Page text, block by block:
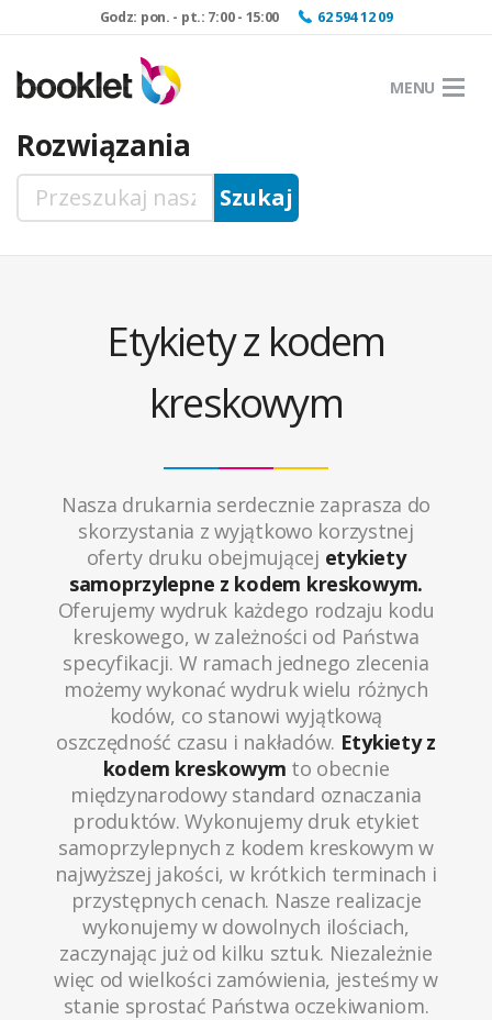
Godz: pon. - pt.: 7:00 - 15:00 62 594 12 09
MENU
Rozwiązania
Etykiety z kodem
kreskowym
Nasza drukarnia serdecznie zaprasza do
skorzystania z wyjątkowo korzystnej
oferty druku obejmującej etykiety
samoprzylepne z kodem kreskowym.
Oferujemy wydruk każdego rodzaju kodu
kreskowego, w zależności od Państwa
specyfikacji. W ramach jednego zlecenia
możemy wykonać wydruk wielu różnych
kodów, co stanowi wyjątkową
oszczędność czasu i nakładów. Etykiety z
kodem kreskowym to obecnie
międzynarodowy standard oznaczania
produktów. Wykonujemy druk etykiet
samoprzylepnych z kodem kreskowym w
najwyższej jakości, w krótkich terminach i
przystępnych cenach. Nasze realizacje
wykonujemy w dowolnych ilościach,
zaczynając już od kilku sztuk. Niezależnie
więc od wielkości zamówienia, jesteśmy w
stanie sprostać Państwa oczekiwaniom.